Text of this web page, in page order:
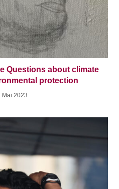
Questions about climate
protection
Mai 2023